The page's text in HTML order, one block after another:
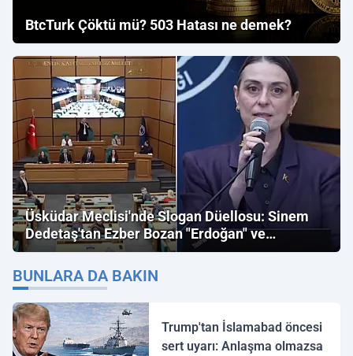
BtcTurk Çöktü mü? 503 Hatası ne demek?
Üsküdar Meclisi'nde Slogan Düellosu: Sinem
Dedetaş'tan Ezber Bozan "Erdoğan" ve
"İmamoğlu" Çıkışı!
BUNLARA DA BAKIN
Trump'tan İslamabad öncesi
sert uyarı: Anlaşma olmazsa